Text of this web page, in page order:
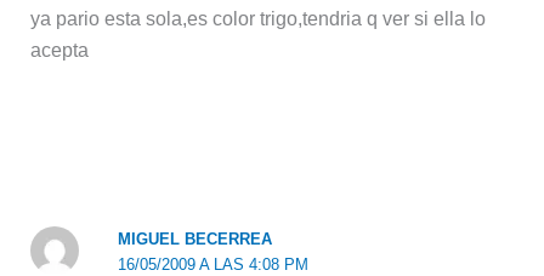
ya pario esta sola,es color trigo,tendria q ver si ella lo
acepta
MIGUEL BECERREA
16/05/2009 A LAS 4:08 PM